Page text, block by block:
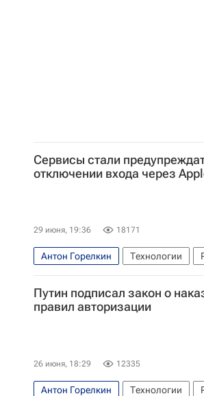
Сервисы стали
отключении входа через
29 июня, 19:36 18171
Антон Горелкин Технологии
Госдума РФ
Путин подписал закон о
правил авторизации
26 июня, 18:29 12335
Антон Горелкин Технологии